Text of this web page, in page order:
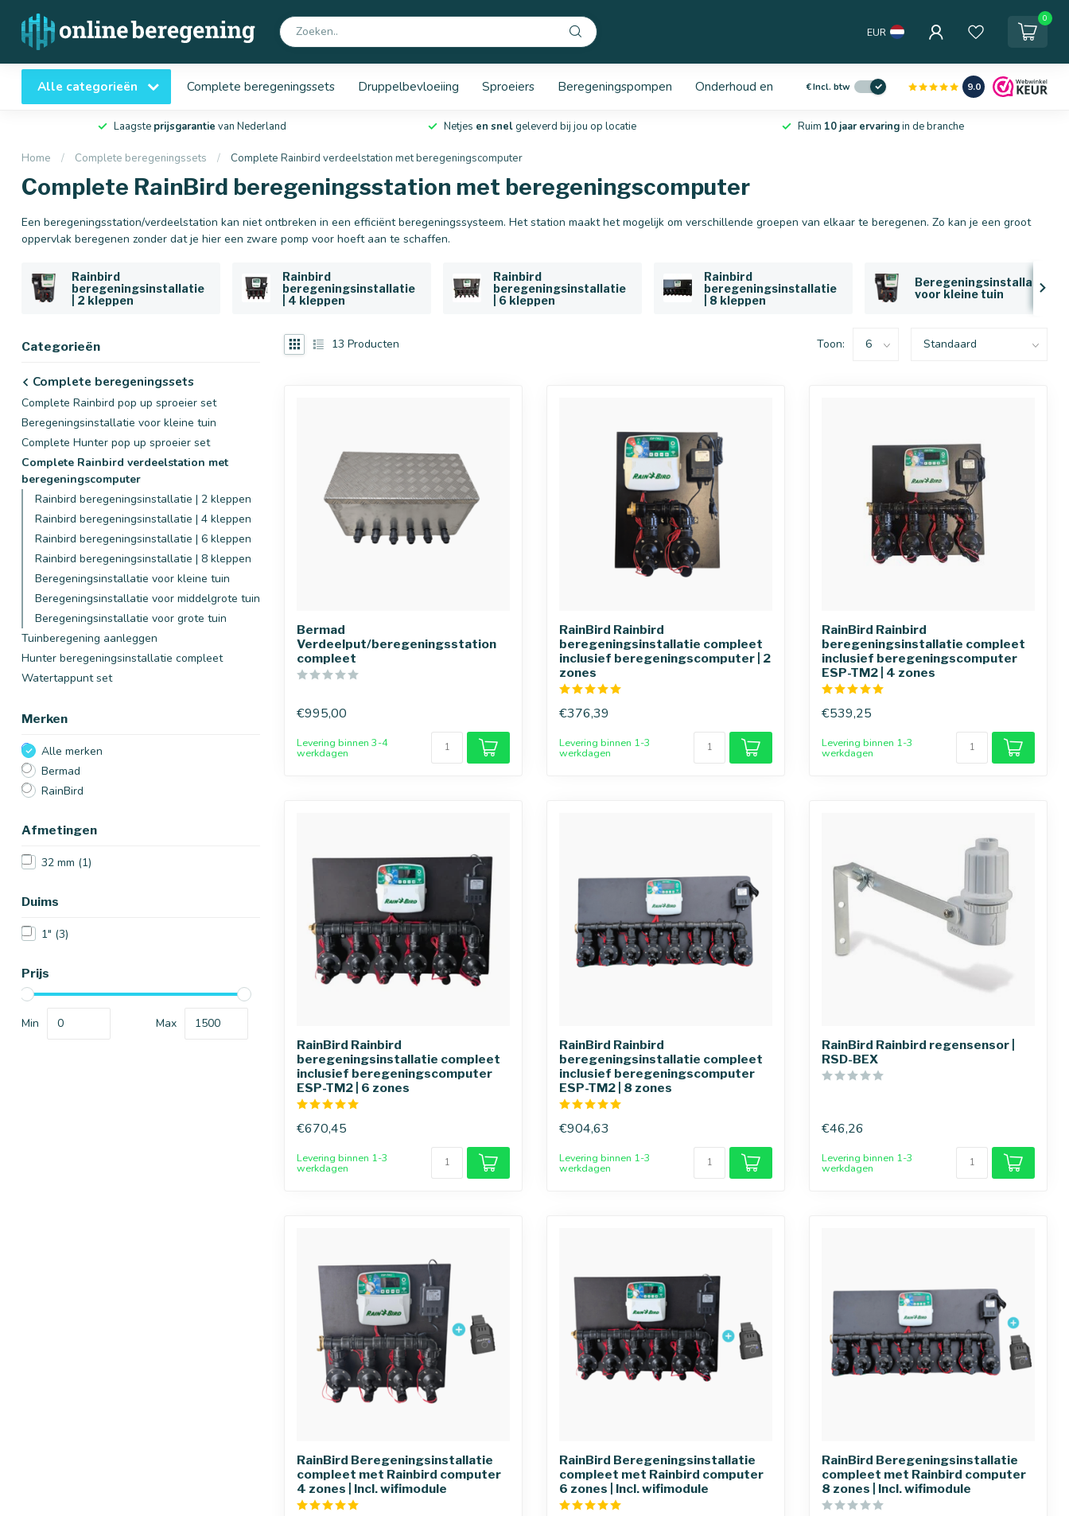
EUR
0
Alle categorieën Complete beregeningssets Druppelbevloeiing Sproeiers Beregeningspompen Onderhoud en service
€Incl. btw 9.0
Laagste prijsgarantie van Nederland Netjes en snelgeleverd bij jou op locatie Ruim 10 jaar ervaringin de branche
Home / Complete beregeningssets / Complete Rainbird verdeelstation met beregeningscomputer
Complete RainBird beregeningsstation met beregeningscomputer
Een beregeningsstation/verdeelstation kan niet ontbreken in een efficiënt beregeningssysteem. Het station maakt het mogelijk om verschillende groepen van elkaar te beregenen. Zo kan je een groot
oppervlak beregenen zonder dat je hier een zware pomp voor hoeft aan te schaffen.
Rainbird
beregeningsinstallatie
| 2 kleppen
Rainbird
beregeningsinstallatie
| 4 kleppen
Rainbird
beregeningsinstallatie
| 6 kleppen
Rainbird
beregeningsinstallatie
| 8 kleppen
Beregeningsinstallatie
voor kleine tuin
Categorieën
Complete beregeningssets
Complete Rainbird pop up sproeier set
Beregeningsinstallatie voor kleine tuin
Complete Hunter pop up sproeier set
Complete Rainbird verdeelstation met
beregeningscomputer
Rainbird beregeningsinstallatie | 2 kleppen
Rainbird beregeningsinstallatie | 4 kleppen
Rainbird beregeningsinstallatie | 6 kleppen
Rainbird beregeningsinstallatie | 8 kleppen
Beregeningsinstallatie voor kleine tuin
Beregeningsinstallatie voor middelgrote tuin
Beregeningsinstallatie voor grote tuin
Tuinberegening aanleggen
Hunter beregeningsinstallatie compleet
Watertappunt set
Merken
Alle merken
Bermad
RainBird
Afmetingen
32 mm (1)
Duims
1" (3)
Prijs
Min Max
13 Producten Toon:
Bermad
Verdeelput/beregeningsstation
compleet
€995,00
Levering binnen 3-4
werkdagen
RainBird Rainbird
beregeningsinstallatie compleet
inclusief beregeningscomputer | 2
zones
€376,39
Levering binnen 1-3
werkdagen
RainBird Rainbird
beregeningsinstallatie compleet
inclusief beregeningscomputer
ESP-TM2 | 4 zones
€539,25
Levering binnen 1-3
werkdagen
RainBird Rainbird
beregeningsinstallatie compleet
inclusief beregeningscomputer
ESP-TM2 | 6 zones
€670,45
Levering binnen 1-3
werkdagen
RainBird Rainbird
beregeningsinstallatie compleet
inclusief beregeningscomputer
ESP-TM2 | 8 zones
€904,63
Levering binnen 1-3
werkdagen
RainBird Rainbird regensensor |
RSD-BEX
€46,26
Levering binnen 1-3
werkdagen
RainBird Beregeningsinstallatie
compleet met Rainbird computer
4 zones | Incl. wifimodule
RainBird Beregeningsinstallatie
compleet met Rainbird computer
6 zones | Incl. wifimodule
RainBird Beregeningsinstallatie
compleet met Rainbird computer
8 zones | Incl. wifimodule